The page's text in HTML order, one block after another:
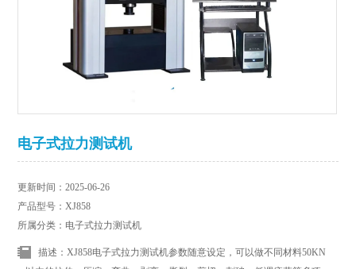
电子式拉力测试机
更新时间：2025-06-26
产品型号：XJ858
所属分类：电子式拉力测试机
描述：XJ858电子式拉力测试机参数随意设定，可以做不同材料50KN